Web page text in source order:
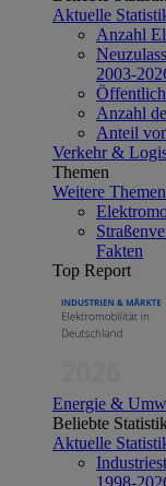
Aktuelle
Anzahl
2003-
Anzahl
Anteil
Verkehr &
Themen
Weitere Themen
Fakten
Top Report
Energie &
Beliebte
Aktuelle
1998-